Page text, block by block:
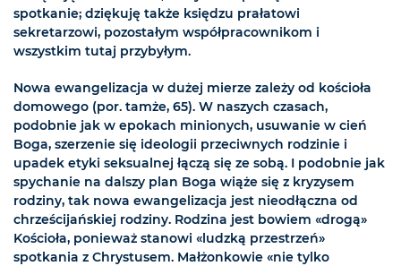
spotkanie; dziękuję także księdzu prałatowi
sekretarzowi, pozostałym współpracownikom i
wszystkim tutaj przybyłym.
Nowa ewangelizacja w dużej mierze zależy od kościoła
domowego (por. tamże, 65). W naszych czasach,
podobnie jak w epokach minionych, usuwanie w cień
Boga, szerzenie się ideologii przeciwnych rodzinie i
upadek etyki seksualnej łączą się ze sobą. I podobnie jak
spychanie na dalszy plan Boga wiąże się z kryzysem
rodziny, tak nowa ewangelizacja jest nieodłączna od
chrześcijańskiej rodziny. Rodzina jest bowiem «drogą»
Kościoła, ponieważ stanowi «ludzką przestrzeń»
spotkania z Chrystusem. Małżonkowie «nie tylko